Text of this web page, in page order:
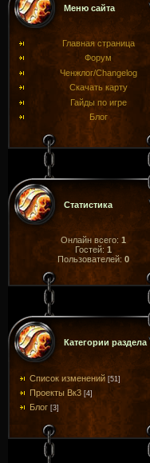
Меню сайта
Главная страница
Форум
Ченжлог/Changelog
Скачать карту
Гайды по игре
Блог
Статистика
Онлайн всего: 1
Гостей: 1
Пользователей: 0
Категории раздела
Список изменений [51]
Проекты Вк3 [4]
Блог [3]